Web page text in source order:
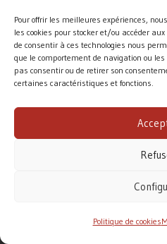
Pour offrir les meilleures expériences,
les cookies pour stocker et/ou accéder
de consentir à ces technologies nous
que le comportement de navigation ou
pas consentir ou de retirer son
certaines caractéristiques et fonctions.
Politique de cookies
DIOCÈSE
aucune subvention pour
Le diocèse de Rouen vit